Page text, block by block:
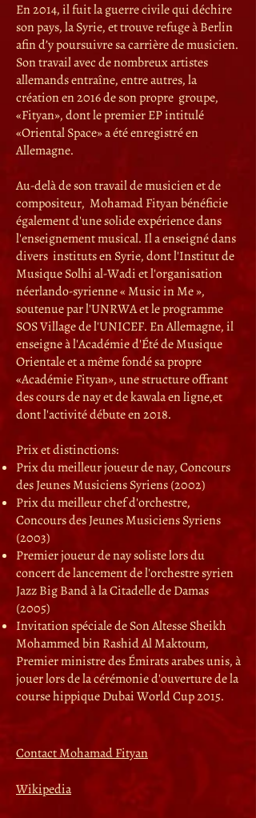
En 2014, il fuit la guerre civile qui déchire
son pays, la Syrie, et trouve refuge à Berlin
afin d’y poursuivre sa carrière de musicien.
Son travail avec de nombreux artistes
allemands entraîne, entre autres, la
création en 2016 de son propre groupe,
«Fityan», dont le premier EP intitulé
«Oriental Space» a été enregistré en
Allemagne.
Au-delà de son travail de musicien et de
compositeur, Mohamad Fityan bénéficie
également d'une solide expérience dans
l'enseignement musical. Il a enseigné dans
divers instituts en Syrie, dont l'Institut de
Musique Solhi al-Wadi et l'organisation
néerlando-syrienne « Music in Me »,
soutenue par l'UNRWA et le programme
SOS Village de l'UNICEF. En Allemagne, il
enseigne à l'Académie d'Été de Musique
Orientale et a même fondé sa propre
«Académie Fityan», une structure offrant
des cours de nay et de kawala en ligne,et
dont l'activité débute en 2018.
Prix et distinctions:
Prix du meilleur joueur de nay, Concours
des Jeunes Musiciens Syriens (2002)
Prix du meilleur chef d'orchestre,
Concours des Jeunes Musiciens Syriens
(2003)
Premier joueur de nay soliste lors du
concert de lancement de l'orchestre syrien
Jazz Big Band à la Citadelle de Damas
(2005)
Invitation spéciale de Son Altesse Sheikh
Mohammed bin Rashid Al Maktoum,
Premier ministre des Émirats arabes unis, à
jouer lors de la cérémonie d'ouverture de la
course hippique Dubai World Cup 2015.
Contact Mohamad Fityan
Wikipedia